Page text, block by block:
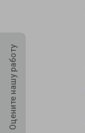
Оцените нашу работу